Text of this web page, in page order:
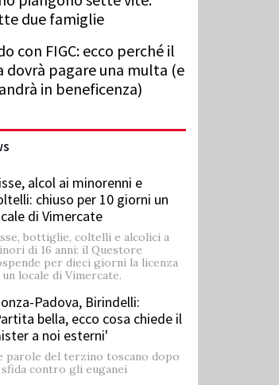
due famiglie
con FIGC: ecco perché il
dovrà pagare una multa (e
in beneficenza)
alcol ai minorenni e
chiuso per 10 giorni un
di Vimercate
bottiglie, coltelli e alcolici a
di 16 anni: il Questore
per dieci giorni la licenza
locale di Vimercate.
Padova, Birindelli:
bella, ecco cosa chiede il
a noi esterni'
parole del terzino toscano dopo
sfida contro gli euganei